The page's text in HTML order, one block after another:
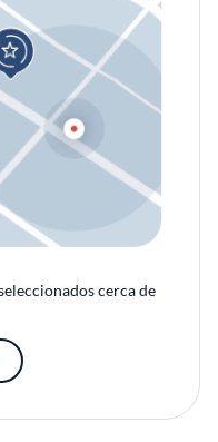
cerca de